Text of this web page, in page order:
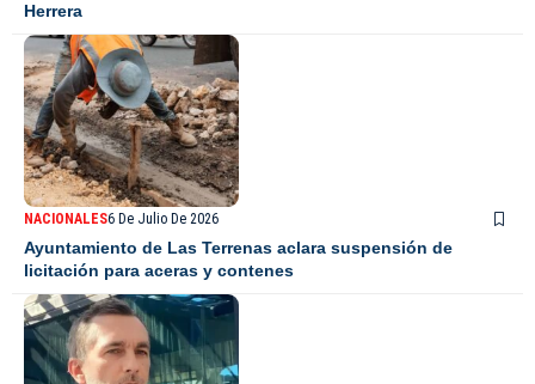
Herrera
NACIONALES6 De Julio De 2026
Ayuntamiento de Las Terrenas aclara suspensión de
licitación para aceras y contenes